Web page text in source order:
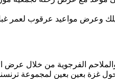
بعرض ايجا نحكيلك وعرض
الفرجوية من خلال
بعين بعين لمجموعة